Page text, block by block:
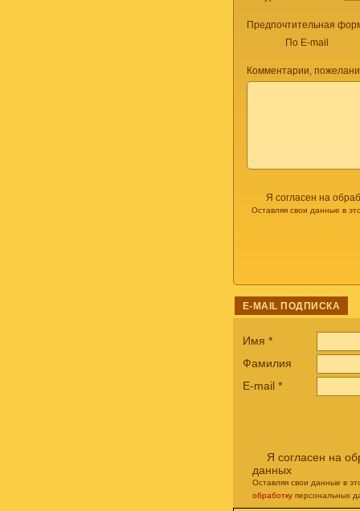
Предпочтительная
По E-mail
Комментарии,
Я согласен на
Оставляя свои данные в
E-MAIL ПОДПИСКА
Имя *
Фамилия
E-mail *
Я согласен на
данных
Оставляя свои данные в
обработку персональных